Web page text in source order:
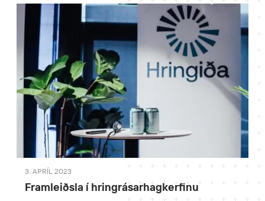
3. APRÍL 2023
Framleiðsla í hringrásarhagkerfinu